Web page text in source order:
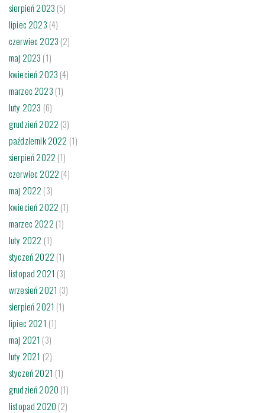
sierpień 2023 (5)
lipiec 2023 (4)
czerwiec 2023 (2)
maj 2023 (1)
kwiecień 2023 (4)
marzec 2023 (1)
luty 2023 (6)
grudzień 2022 (3)
październik 2022 (1)
sierpień 2022 (1)
czerwiec 2022 (4)
maj 2022 (3)
kwiecień 2022 (1)
marzec 2022 (1)
luty 2022 (1)
styczeń 2022 (1)
listopad 2021 (3)
wrzesień 2021 (3)
sierpień 2021 (1)
lipiec 2021 (1)
maj 2021 (3)
luty 2021 (2)
styczeń 2021 (1)
grudzień 2020 (1)
listopad 2020 (2)